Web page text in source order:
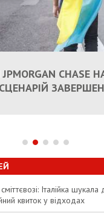
ПРЕМЬЕРЫ
ВОЕННУЮ
CHASE
ЗРУЙНОВАНОГО
НЕ ПЛАТИТИ ЗА
УКРАИНЫ В НАТО
БЛИЖАЙШЕЕ
РОЗІГРІЛИ
ЗВИНУВАТИЛИ АЗС
Італійка шукала
квиток у відходах